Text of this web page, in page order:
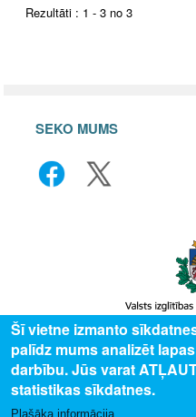
Rezultāti : 1 - 3 no 3
SEKO MUMS
© 2025 Valsts izglītības attīstības
Šī vietne izmanto
palīdz mums analizēt
darbību. Jūs varat
statistikas sīkdatnes.
Plašāka informācija